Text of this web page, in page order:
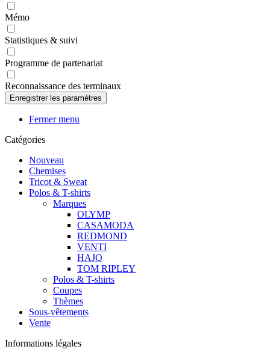
Mémo
Statistiques & suivi
Programme de partenariat
Reconnaissance des terminaux
Fermer menu
Catégories
Nouveau
Chemises
Tricot & Sweat
Polos & T-shirts
Marques
OLYMP
CASAMODA
REDMOND
VENTI
HAJO
TOM RIPLEY
Polos & T-shirts
Coupes
Thèmes
Sous-vêtements
Vente
Informations légales